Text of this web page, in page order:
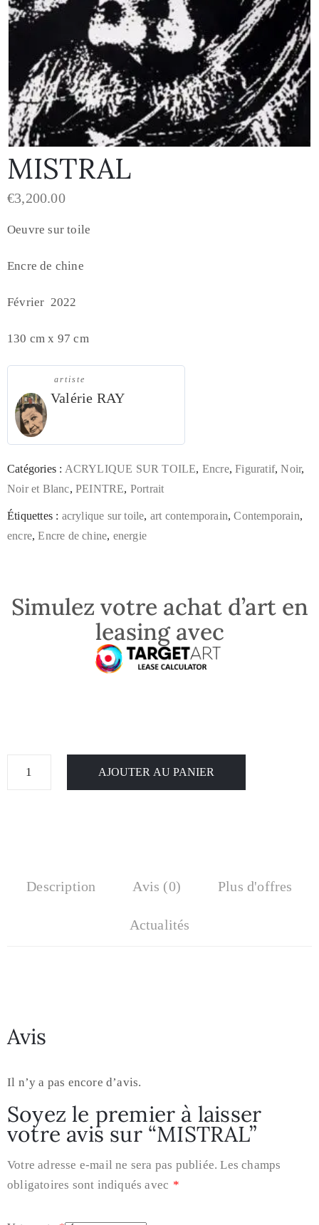
MISTRAL
€3,200.00
Oeuvre sur toile
Encre de chine
Février 2022
130 cm x 97 cm
artiste
Valérie RAY
Catégories : ACRYLIQUE SUR TOILE, Encre,Figuratif,Noir,
Noir et Blanc,PEINTRE, Portrait
Étiquettes : acrylique sur toile, art contemporain,Contemporain,
encre,Encre de chine, energie
Simulez votre achat d’art en
leasing avec
AJOUTER AU PANIER
Description Avis (0) Plus d'offres
Actualités
Avis
Il n’y a pas encore d’avis.
Soyez le premier à laisser
votre avis sur “MISTRAL”
Votre adresse e-mail ne sera pas publiée. Les champs
obligatoires sont indiqués avec *